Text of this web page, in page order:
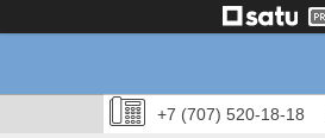
+7 (707) 520-18-18